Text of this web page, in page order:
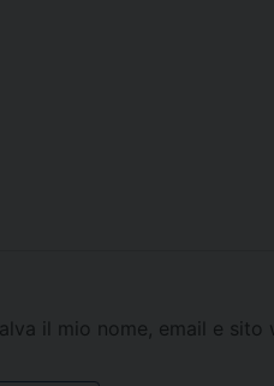
il mio nome, email e